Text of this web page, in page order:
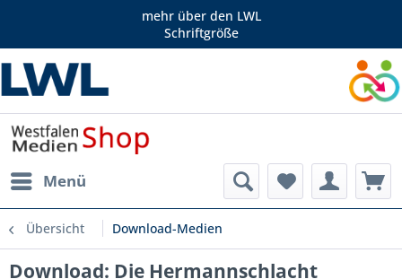
mehr über den LWL
Schriftgröße
Menü
Übersicht Download-Medien
Download: Die Hermannschlacht